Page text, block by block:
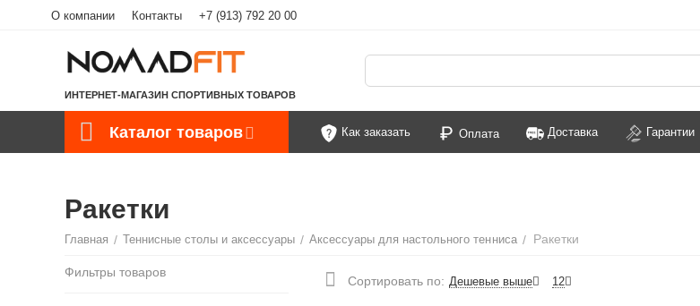
О компании Контакты +7 (913) 792 20 00
ИНТЕРНЕТ-МАГАЗИН СПОРТИВНЫХ ТОВАРОВ
Каталог товаров Как заказать Оплата Доставка Гарантии
Ракетки
Главная / Теннисные столы и аксессуары / Аксессуары для настольного тенниса / Ракетки
Сортировать по: Дешевые выше 12
Фильтры товаров